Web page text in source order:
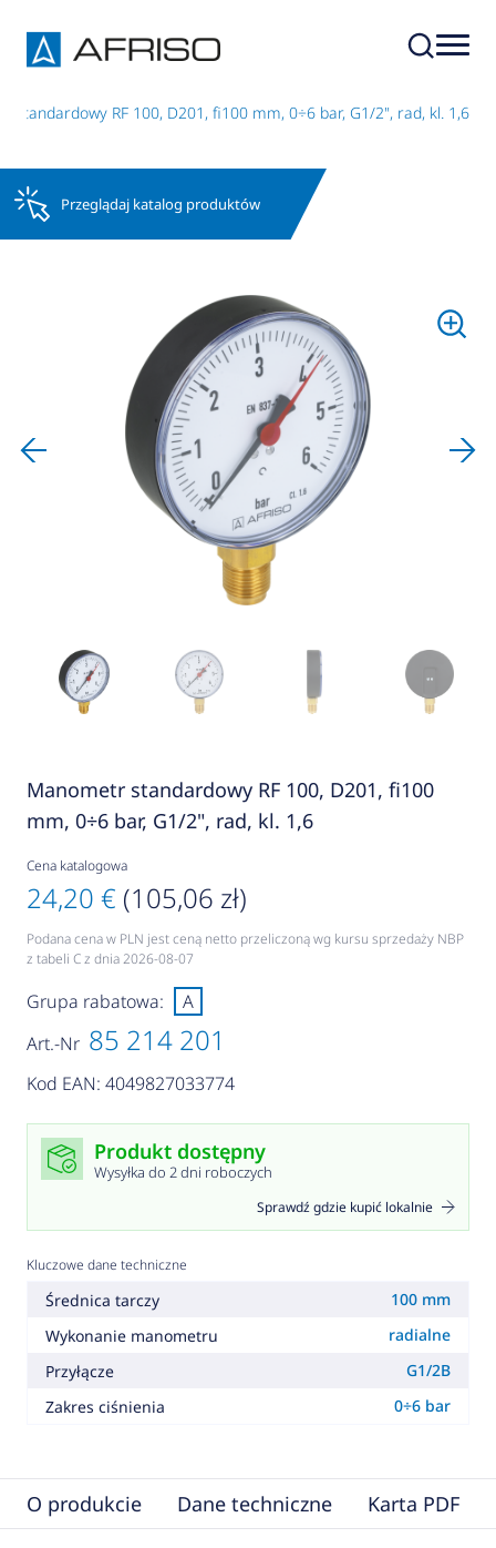
standardowy RF 100, D201, fi100 mm, 0÷6 bar, G1/2", rad, kl. 1,6
Przeglądaj katalog produktów
Manometr standardowy RF 100, D201, fi100
mm, 0÷6 bar, G1/2", rad, kl. 1,6
Cena katalogowa
24,20 € (105,06 zł)
Podana cena w PLN jest ceną netto przeliczoną wg kursu sprzedaży NBP
z tabeli C z dnia 2026-08-07
Art.-Nr 85 214 201
Kod EAN: 4049827033774
Grupa rabatowa: A
Produkt dostępny
Wysyłka do 2 dni roboczych
Sprawdź gdzie kupić lokalnie
Kluczowe dane techniczne
Średnica tarczy
100 mm
Wykonanie manometru
radialne
Przyłącze
G1/2B
Zakres ciśnienia
0÷6 bar
O produkcie Dane techniczne Karta PDF